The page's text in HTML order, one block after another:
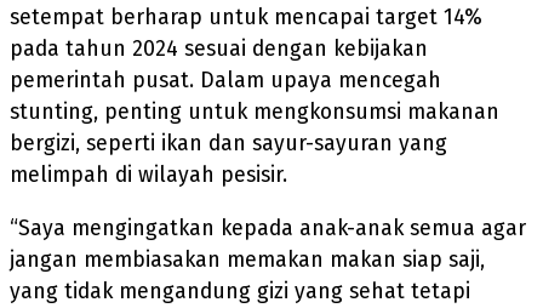
setempat berharap untuk mencapai target 14%
pada tahun 2024 sesuai dengan kebijakan
pemerintah pusat. Dalam upaya mencegah
stunting, penting untuk mengkonsumsi makanan
bergizi, seperti ikan dan sayur-sayuran yang
melimpah di wilayah pesisir.
“Saya mengingatkan kepada anak-anak semua agar
jangan membiasakan memakan makan siap saji,
yang tidak mengandung gizi yang sehat tetapi